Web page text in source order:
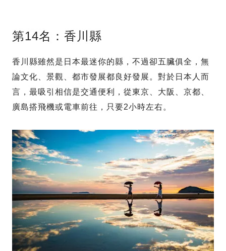
第14名：香川縣
香川縣雖然是日本最迷你的縣，不過卻五臟俱全，無
論文化、景觀、都市發展都良好發展。對於日本人而
言，最吸引相信是交通便利，從東京、大阪、京都、
廣島搭飛機或電車前往，只要2小時左右。